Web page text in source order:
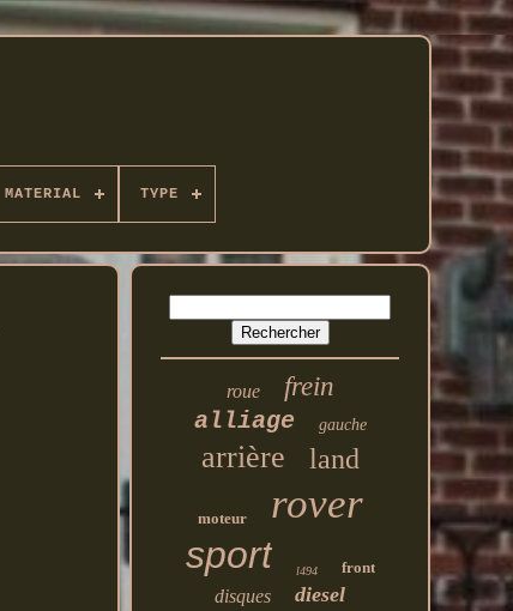
MATERIAL TYPE
roue frein
alliage gauche
arrière land
moteur rover
sport l494 front
disques diesel